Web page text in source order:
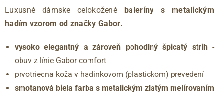
Luxusné dámske celokožené baleríny s metalickým
hadím vzorom od značky Gabor.
vysoko elegantný a zároveň pohodlný špicatý strih-
obuv z línie Gabor comfort
prvotriedna koža v hadinkovom (plastickom) prevedení
smotanová biela farba s metalickým zlatým melírovaním